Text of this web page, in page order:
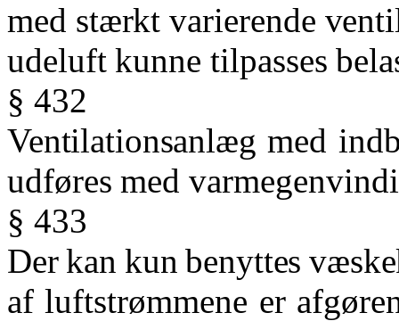
med stærkt varierende
udeluft kunne tilpasses
§ 432
Ventilationsanlæg med
udføres med
§ 433
Der kan kun benyttes
af luftstrømmene er